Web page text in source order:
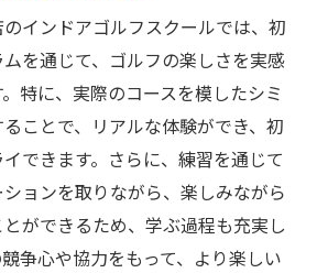
めるための練習方法
を身につける計画
用へと発展させるアプローチ
理解しやすい指導法
インドアゴルフスクールでは、初
を通じて、ゴルフの楽しさを実感
特に、実際のコースを模したシミ
ことで、リアルな体験ができ、初
できます。さらに、練習を通じて
ョンを取りながら、楽しみながら
ができるため、学ぶ過程も充実し
争心や協力をもって、より楽しい